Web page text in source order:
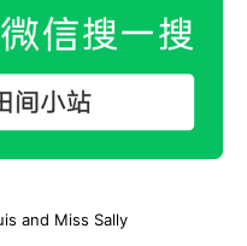
and Miss Sally